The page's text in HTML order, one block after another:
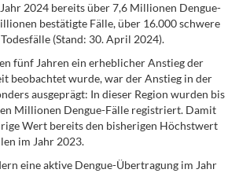
2024 bereits über 7,6 Millionen Dengue-
bestätigte Fälle, über 16.000 schwere
(Stand: 30. April 2024).
fünf Jahren ein erheblicher Anstieg der
beobachtet wurde, war der Anstieg in der
ausgeprägt: In dieser Region wurden bis
Millionen Dengue-Fälle registriert. Damit
Wert bereits den bisherigen Höchstwert
im Jahr 2023.
eine aktive Dengue-Übertragung im Jahr